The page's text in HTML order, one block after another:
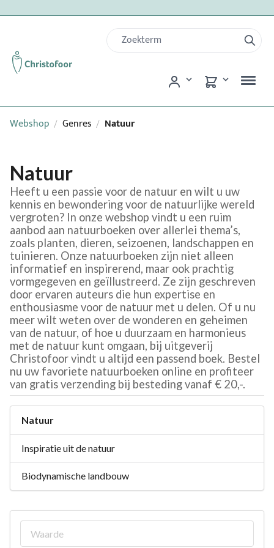
Webshop / Genres / Natuur
Natuur
Heeft u een passie voor de natuur en wilt u uw
kennis en bewondering voor de natuurlijke wereld
vergroten? In onze webshop vindt u een ruim
aanbod aan natuurboeken over allerlei thema’s,
zoals planten, dieren, seizoenen, landschappen en
tuinieren. Onze natuurboeken zijn niet alleen
informatief en inspirerend, maar ook prachtig
vormgegeven en geïllustreerd. Ze zijn geschreven
door ervaren auteurs die hun expertise en
enthousiasme voor de natuur met u delen. Of u nu
meer wilt weten over de wonderen en geheimen
van de natuur, of hoe u duurzaam en harmonieus
met de natuur kunt omgaan, bij uitgeverij
Christofoor vindt u altijd een passend boek. Bestel
nu uw favoriete natuurboeken online en profiteer
van gratis verzending bij besteding vanaf € 20,-.
Natuur
Inspiratie uit de natuur
Biodynamische landbouw